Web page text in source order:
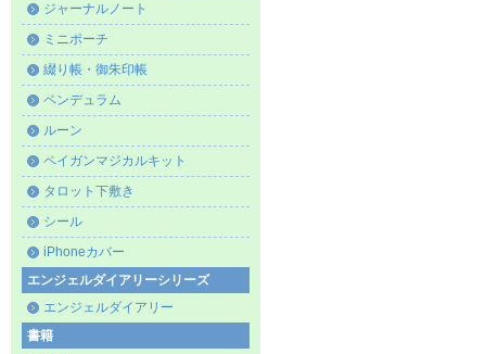
ジャーナルノート
ミニポーチ
綴り帳・御朱印帳
ペンデュラム
ルーン
ペイガンマジカルキット
タロット下敷き
シール
iPhoneカバー
エンジェルダイアリーシリーズ
エンジェルダイアリー
書籍